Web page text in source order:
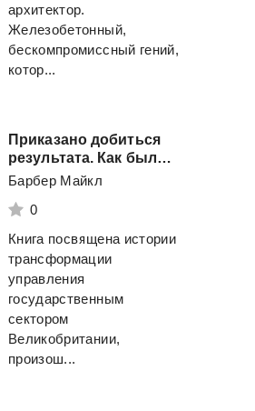
архитектор.
Железобетонный,
бескомпромиссный гений,
котор...
Приказано добиться
результата. Как была обеспечена реализация реформ в сфере государственных услуг Великобритании
Барбер Майкл
0
Книга посвящена истории
трансформации
управления
государственным
сектором
Великобритании,
произош...